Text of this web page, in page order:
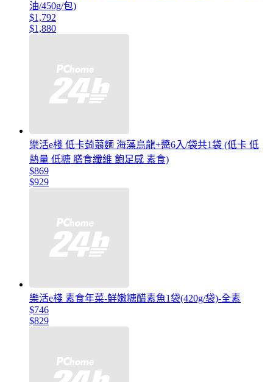
油/450g/包)
$1,792
$1,880
樂活e棧 低卡蒟蒻麵 海藻烏龍+醬6入/袋共1袋 (低卡 低
熱量 低糖 膳食纖維 飽足感 素食)
$869
$929
樂活e棧 素食年菜-鮮嫩糖醋素魚1袋(420g/袋)-全素
$746
$829